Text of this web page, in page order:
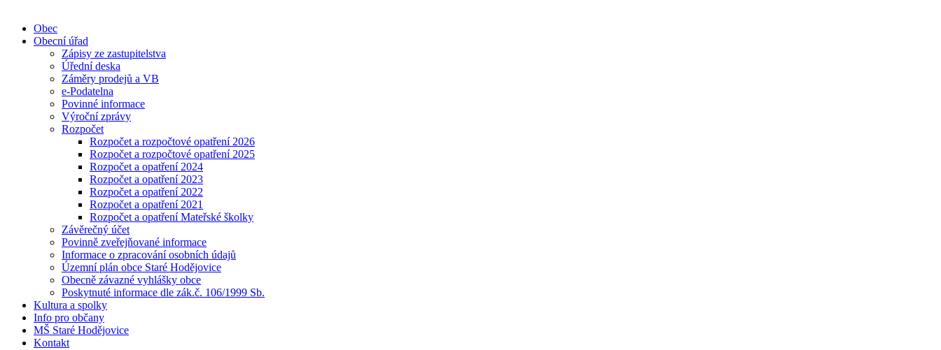
Obec
Obecní úřad
Zápisy ze zastupitelstva
Úřední deska
Záměry prodejů a VB
e-Podatelna
Povinné informace
Výroční zprávy
Rozpočet
Rozpočet a rozpočtové opatření 2026
Rozpočet a rozpočtové opatření 2025
Rozpočet a opatření 2024
Rozpočet a opatření 2023
Rozpočet a opatření 2022
Rozpočet a opatření 2021
Rozpočet a opatření Mateřské školky
Závěrečný účet
Povinně zveřejňované informace
Informace o zpracování osobních údajů
Územní plán obce Staré Hodějovice
Obecně závazné vyhlášky obce
Poskytnuté informace dle zák.č. 106/1999 Sb.
Kultura a spolky
Info pro občany
MŠ Staré Hodějovice
Kontakt